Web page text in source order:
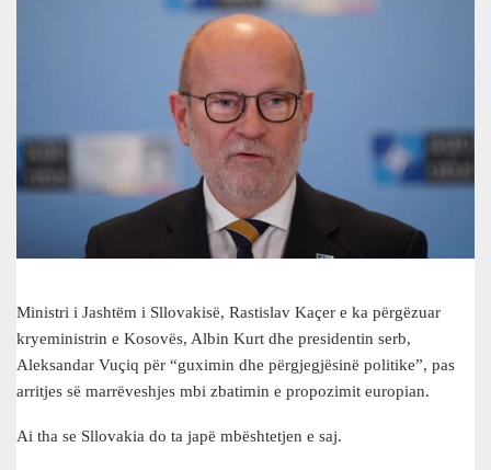
Ministri i Jashtëm i Sllovakisë, Rastislav Kaçer e ka përgëzuar
kryeministrin e Kosovës, Albin Kurt dhe presidentin serb,
Aleksandar Vuçiq për “guximin dhe përgjegjësinë politike”, pas
arritjes së marrëveshjes mbi zbatimin e propozimit europian.
Ai tha se Sllovakia do ta japë mbështetjen e saj.